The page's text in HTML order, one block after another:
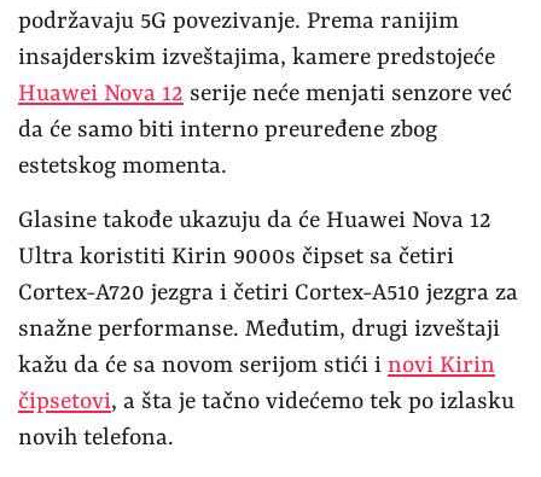
podržavaju 5G povezivanje. Prema ranijim
insajderskim izveštajima, kamere predstojeće
Huawei Nova 12 serije neće menjati senzore već
da će samo biti interno preuređene zbog
estetskog momenta.
Glasine takođe ukazuju da će Huawei Nova 12
Ultra koristiti Kirin 9000s čipset sa četiri
Cortex-A720 jezgra i četiri Cortex-A510 jezgra za
snažne performanse. Međutim, drugi izveštaji
kažu da će sa novom serijom stići i novi Kirin
čipsetovi, a šta je tačno videćemo tek po izlasku
novih telefona.